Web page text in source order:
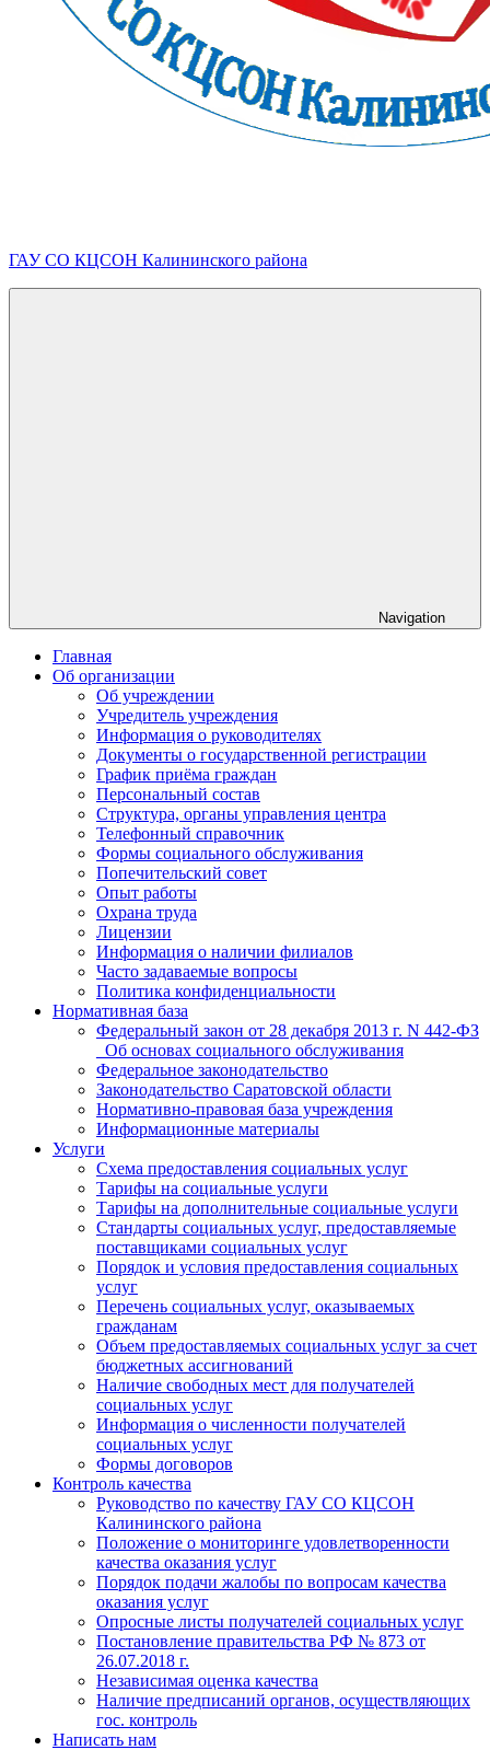
ГАУ СО КЦСОН Калининского района
Navigation
Главная
Об организации
Об учреждении
Учредитель учреждения
Информация о руководителях
Документы о государственной регистрации
График приёма граждан
Персональный состав
Структура, органы управления центра
Телефонный справочник
Формы социального обслуживания
Попечительский совет
Опыт работы
Охрана труда
Лицензии
Информация о наличии филиалов
Часто задаваемые вопросы
Политика конфиденциальности
Нормативная база
Федеральный закон от 28 декабря 2013 г. N 442-ФЗ
_Об основах социального обслуживания
Федеральное законодательство
Законодательство Саратовской области
Нормативно-правовая база учреждения
Информационные материалы
Услуги
Схема предоставления социальных услуг
Тарифы на социальные услуги
Тарифы на дополнительные социальные услуги
Стандарты социальных услуг, предоставляемые
поставщиками социальных услуг
Порядок и условия предоставления социальных
услуг
Перечень социальных услуг, оказываемых
гражданам
Объем предоставляемых социальных услуг за счет
бюджетных ассигнований
Наличие свободных мест для получателей
социальных услуг
Информация о численности получателей
социальных услуг
Формы договоров
Контроль качества
Руководство по качеству ГАУ СО КЦСОН
Калининского района
Положение о мониторинге удовлетворенности
качества оказания услуг
Порядок подачи жалобы по вопросам качества
оказания услуг
Опросные листы получателей социальных услуг
Постановление правительства РФ № 873 от
26.07.2018 г.
Независимая оценка качества
Наличие предписаний органов, осуществляющих
гос. контроль
Написать нам